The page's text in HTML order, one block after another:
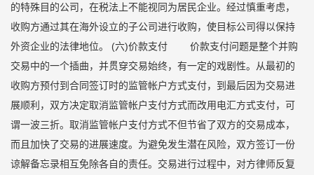
的特殊目的公司，在税法上不能视同为居民企业。经过慎重考虑，
收购方通过其在海外设立的子公司进行收购，使目标公司得以保持
外资企业的法律地位。 (六)价款支付 价款支付问题是整个并购
交易中的一个插曲，并贯穿交易始终，有一定的戏剧性。从最初的
收购方预付到合同签订时的监管帐户方式支付，到最后因为交易进
展顺利，双方决定取消监管帐户支付方式而改用电汇方式支付，可
谓一波三折。取消监管帐户支付方式不但节省了双方的交易成本，
而且加快了交易的进展速度。为避免发生潜在风险，双方签订一份
谅解备忘录相互免除各自的责任。交易进行过程中，对方律师反复